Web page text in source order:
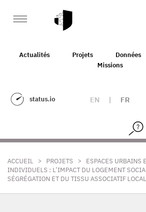
Actualités Projets Données
Missions
status.io EN | FR
ACCUEIL > PROJETS >
ESPACES URBAINS
INDIVIDUELS : L’IMPACT DU LOGEMENT
SÉGRÉGATION ET DU TISSU ASSOCIATIF LOCAL